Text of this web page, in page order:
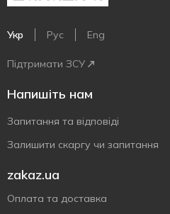
Укр Рус Eng
Підтримати ЗСУ
Напишіть нам
Запитання та відповіді
Залишити скаргу чи запитання
zakaz.ua
Оплата та доставка